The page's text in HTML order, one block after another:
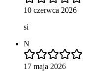
10 czerwca 2026
si
N
17 maja 2026